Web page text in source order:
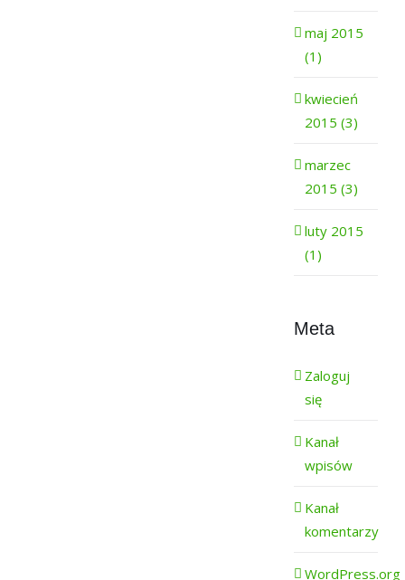
maj 2015
(1)
kwiecień
2015 (3)
marzec
2015 (3)
luty 2015
(1)
Meta
Zaloguj
się
Kanał
wpisów
Kanał
komentarzy
WordPress.org